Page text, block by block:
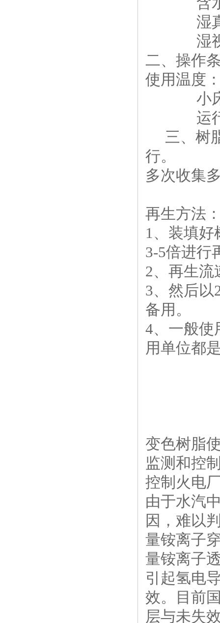
湿真密
湿视密
二、操作
使用温度
小床层
运行流
三、树
行。
多次收集
再生方法
1、装填好
3-5倍进行
2、再生流
3、然后以
备用。
4、一般使
用单位都
变色树脂
监测和控
控制火电
由于水汽
因，难以
量铵离子
量铵离子
引起氢电
效。目前
层与未失